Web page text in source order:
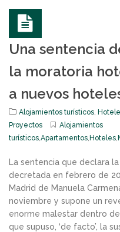
Una sentencia
la moratoria
a nuevos
Alojamientos turísticos
Proyectos
Alojamientos
turísticos Apartamentos Hoteles
La sentencia que declara
decretada en febrero de
Madrid de Manuela
noviembre y supone un
enorme malestar dentro
que supuso, ‘de facto’, la